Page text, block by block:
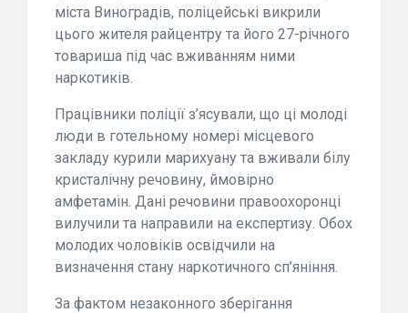
міста Виноградів, поліцейські викрили
цього жителя райцентру та його 27-річного
товариша під час вживанням ними
наркотиків.
Працівники поліції з’ясували, що ці молоді
люди в готельному номері місцевого
закладу курили марихуану та вживали білу
кристалічну речовину, ймовірно
амфетамін. Дані речовини правоохоронці
вилучили та направили на експертизу. Обох
молодих чоловіків освідчили на
визначення стану наркотичного сп’яніння.
За фактом незаконного зберігання